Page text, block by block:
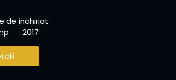
de închiriat
2017